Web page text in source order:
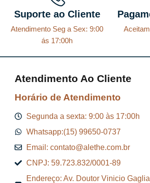
Suporte ao Cliente
Atendimento Seg a Sex: 9:00
ás 17:00h
Atendimento Ao Cliente
Horário de Atendimento
Segunda a sexta: 9:00 às 17:00h
Whatsapp:(15) 99650-0737
Email: contato@alethe.com.br
CNPJ: 59.723.832/0001-89
Endereço: Av. Doutor Vinicio